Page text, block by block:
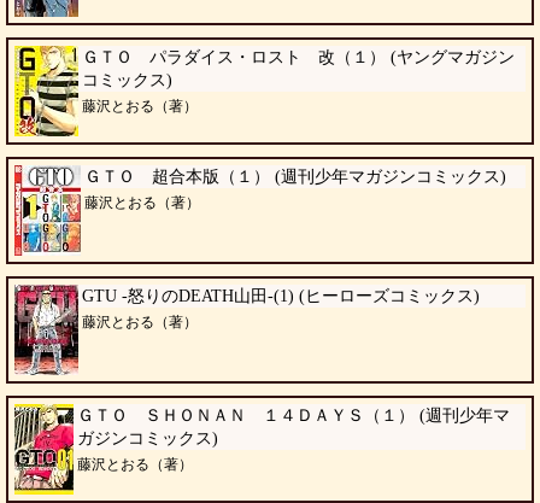
ＧＴＯ パラダイス・ロスト 改（１） (ヤングマガジン
コミックス)
藤沢とおる（著）
ＧＴＯ 超合本版（１） (週刊少年マガジンコミックス)
藤沢とおる（著）
GTU -怒りのDEATH山田-(1) (ヒーローズコミックス)
藤沢とおる（著）
ＧＴＯ ＳＨＯＮＡＮ １４ＤＡＹＳ（１） (週刊少年マ
ガジンコミックス)
藤沢とおる（著）